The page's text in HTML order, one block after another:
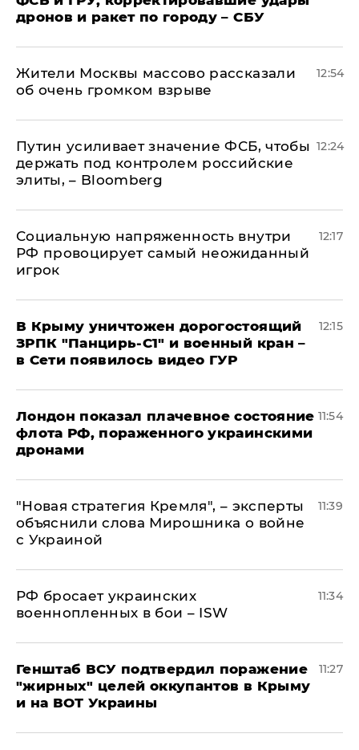
дронов и ракет по городу – СБУ
Жители Москвы массово рассказали
об очень громком взрыве
12:54
Путин усиливает значение ФСБ, чтобы
держать под контролем российские
элиты, – Bloomberg
12:24
Социальную напряженность внутри
РФ провоцирует самый неожиданный
игрок
12:17
В Крыму уничтожен дорогостоящий
ЗРПК "Панцирь-С1" и военный кран –
в Сети появилось видео ГУР
12:15
Лондон показал плачевное состояние
флота РФ, пораженного украинскими
дронами
11:54
"Новая стратегия Кремля", – эксперты
объяснили слова Мирошника о войне
с Украиной
11:39
РФ бросает украинских
военнопленных в бои – ISW
11:34
Генштаб ВСУ подтвердил поражение
"жирных" целей оккупантов в Крыму
и на ВОТ Украины
11:27